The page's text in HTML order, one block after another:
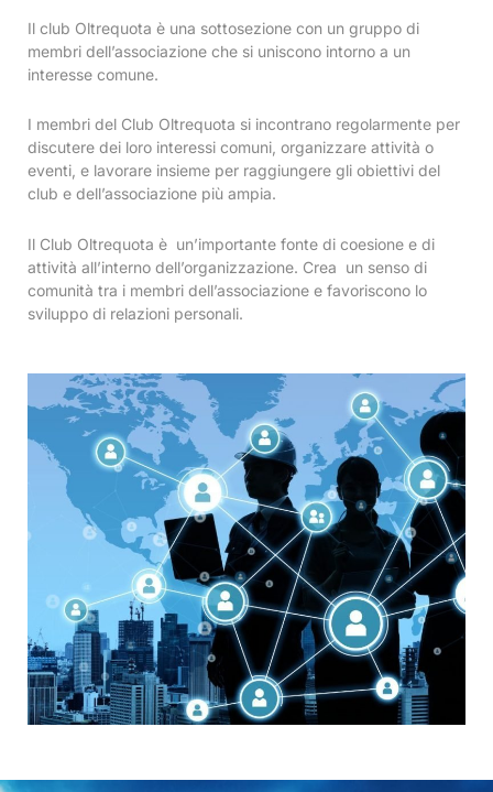
Il club Oltrequota è una sottosezione con un gruppo di
membri dell’associazione che si uniscono intorno a un
interesse comune.
I membri del Club Oltrequota si incontrano regolarmente per
discutere dei loro interessi comuni, organizzare attività o
eventi, e lavorare insieme per raggiungere gli obiettivi del
club e dell’associazione più ampia.
Il Club Oltrequota è un’importante fonte di coesione e di
attività all’interno dell’organizzazione. Crea un senso di
comunità tra i membri dell’associazione e favoriscono lo
sviluppo di relazioni personali.